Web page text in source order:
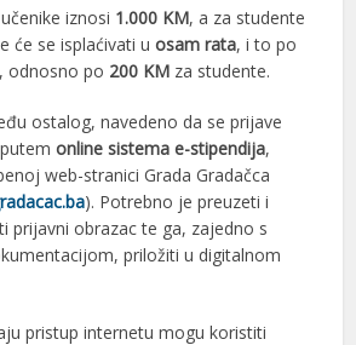
iznosi 1.000 KM, a za studente
će se isplaćivati uosam rata, i to po
odnosno po 200 KM za studente.
ostalog, navedeno da se prijave
putemonline sistema e-stipendija,
web-stranici Grada Gradačca
). Potrebno je preuzeti i
prijavni obrazac te ga, zajedno s
priložiti u digitalnom
pristup internetu mogu koristiti